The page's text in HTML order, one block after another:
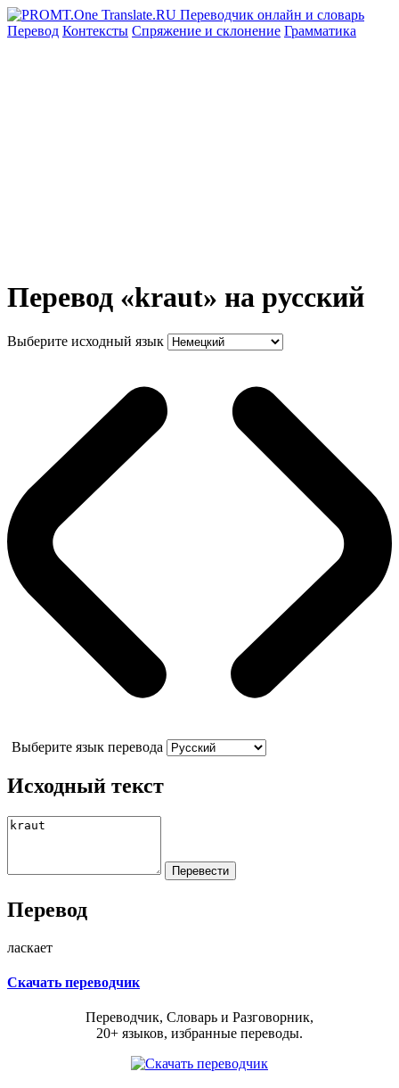
Перевод Контексты Спряжение и склонение Грамматика
Перевод «kraut» на русский
Выберите исходный язык
Выберите язык перевода
Исходный текст
Перевод
ласкает
Скачать переводчик
Переводчик, Словарь и Разговорник,
20+ языков, избранные переводы.